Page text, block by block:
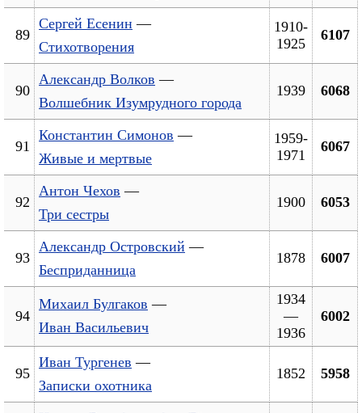
89
Сергей Есенин —
Стихотворения
1910-
1925
6107
90
Александр Волков —
Волшебник Изумрудного города
1939 6068
91
Константин Симонов —
Живые и мертвые
1959-
1971
6067
92
Антон Чехов —
Три сестры
1900 6053
93
Александр Островский —
Бесприданница
1878 6007
94
Михаил Булгаков —
Иван Васильевич
1934
—
1936
6002
95
Иван Тургенев —
Записки охотника
1852 5958